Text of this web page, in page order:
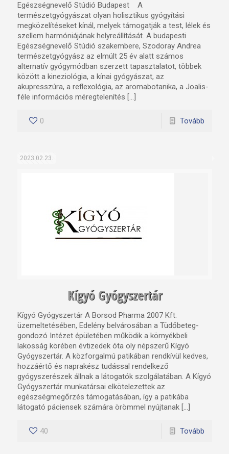
Egészségnevelő Stúdió Budapest A
természetgyógyászat olyan holisztikus gyógyítási
megközelítéseket kínál, melyek támogatják a test, lélek és
szellem harmóniájának helyreállítását. A budapesti
Egészségnevelő Stúdió szakembere, Szodoray Andrea
természetgyógyász az elmúlt 25 év alatt számos
alternatív gyógymódban szerzett tapasztalatot, többek
között a kineziológia, a kínai gyógyászat, az
akupresszúra, a reflexológia, az aromabotanika, a Joalis-
féle információs méregtelenítés […]
0 Tovább
2023.02.23.
Kígyó Gyógyszertár
Kígyó Gyógyszertár A Borsod Pharma 2007 Kft.
üzemeltetésében, Edelény belvárosában a Tüdőbeteg-
gondozó Intézet épületében működik a környékbeli
lakosság körében évtizedek óta oly népszerű Kígyó
Gyógyszertár. A közforgalmú patikában rendkívül kedves,
hozzáértő és naprakész tudással rendelkező
gyógyszerészek állnak a látogatók szolgálatában. A Kígyó
Gyógyszertár munkatársai elkötelezettek az
egészségmegőrzés támogatásában, így a patikába
látogató páciensek számára örömmel nyújtanak […]
40 Tovább